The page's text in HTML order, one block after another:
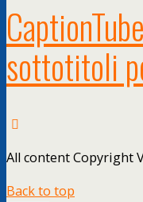
sottotitoli
All content Copyright
Back to top